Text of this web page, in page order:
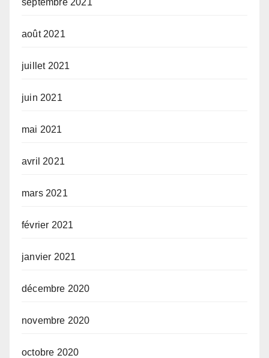
septembre 2021
août 2021
juillet 2021
juin 2021
mai 2021
avril 2021
mars 2021
février 2021
janvier 2021
décembre 2020
novembre 2020
octobre 2020